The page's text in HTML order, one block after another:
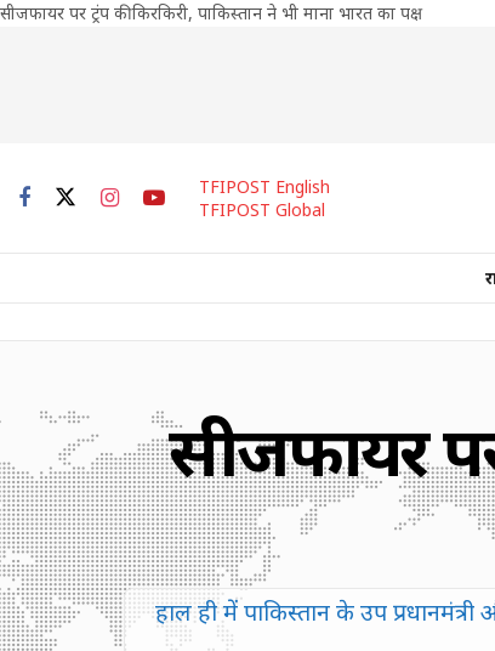
सीजफायर पर ट्रंप की किरकिरी, पाकिस्तान ने भी माना भारत का पक्ष
TFIPOST English
TFIPOST Global
सीजफायर
हाल ही में पाकिस्तान के उप